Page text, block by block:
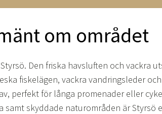
om området
Den friska havsluften och vackra
fiskelägen, vackra vandringsleder
perfekt för långa promenader eller
samt skyddade naturområden är Styrsö